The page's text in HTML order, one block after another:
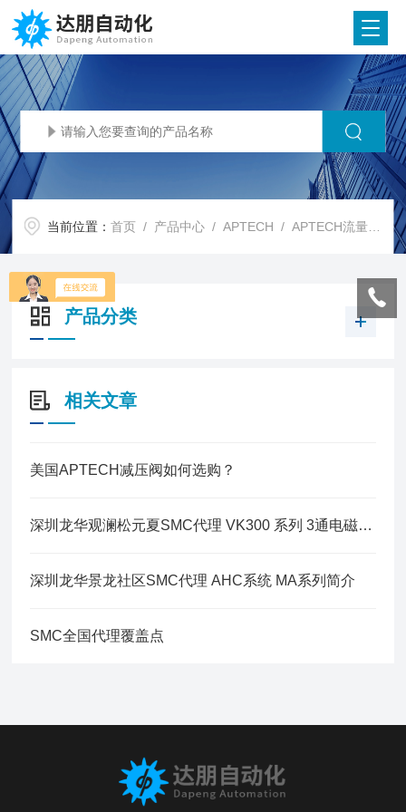
当前位置：首页 / 产品中心 /APTECH /APTECH流量开关
产品分类
相关文章
美国APTECH减压阀如何选购？
深圳龙华观澜松元夏SMC代理 VK300 系列 3通电磁阀 直动式座阀
深圳龙华景龙社区SMC代理 AHC系统 MA系列简介
SMC全国代理覆盖点